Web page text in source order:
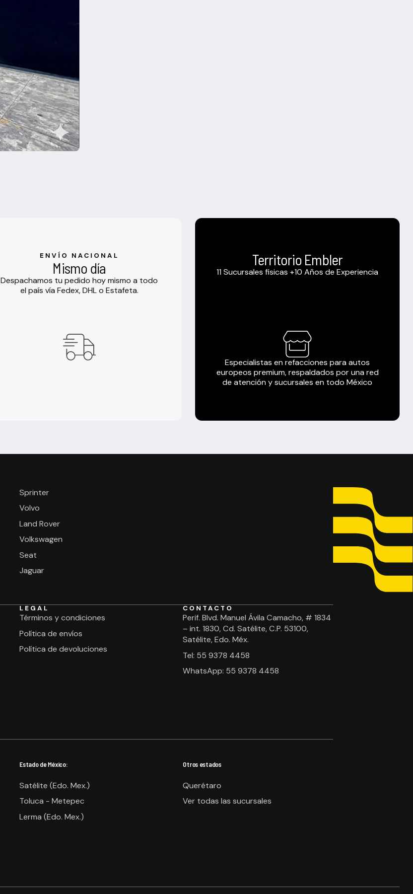
ENVÍO NACIONAL
Mismo día
Despachamos tu pedido hoy mismo a todo
el país vía Fedex, DHL o Estafeta.
Territorio Embler
11 Sucursales fisicas +10 Años de Experiencia
Especialistas en refacciones para autos
europeos premium, respaldados por una red
de atención y sucursales en todo México
Sprinter
Volvo
Land Rover
Volkswagen
Seat
Jaguar
LEGAL
Términos y condiciones
Política de envíos
Política de devoluciones
CONTACTO
Perif. Blvd. Manuel Ávila Camacho, # 1834
– int. 1830, Cd. Satélite, C.P. 53100,
Satélite, Edo. Méx.
Tel: 55 9378 4458
WhatsApp: 55 9378 4458
Estado de México:
Satélite (Edo. Mex.)
Toluca - Metepec
Lerma (Edo. Mex.)
Otros estados
Querétaro
Ver todas las sucursales